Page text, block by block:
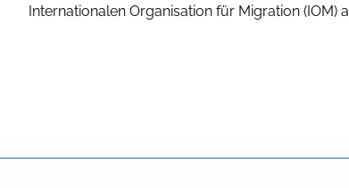
Internationalen Organisation für Migration (IOM)